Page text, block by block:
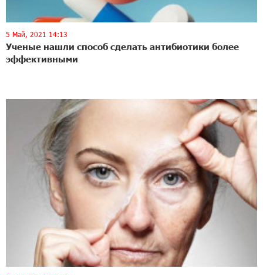
5 Май, 2021 14:13
Ученые нашли способ сделать антибиотики более
эффективными